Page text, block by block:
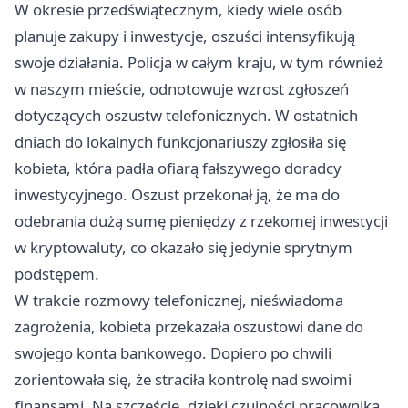
W okresie przedświątecznym, kiedy wiele osób
planuje zakupy i inwestycje, oszuści intensyfikują
swoje działania. Policja w całym kraju, w tym również
w naszym mieście, odnotowuje wzrost zgłoszeń
dotyczących oszustw telefonicznych. W ostatnich
dniach do lokalnych funkcjonariuszy zgłosiła się
kobieta, która padła ofiarą fałszywego doradcy
inwestycyjnego. Oszust przekonał ją, że ma do
odebrania dużą sumę pieniędzy z rzekomej inwestycji
w kryptowaluty, co okazało się jedynie sprytnym
podstępem.
W trakcie rozmowy telefonicznej, nieświadoma
zagrożenia, kobieta przekazała oszustowi dane do
swojego konta bankowego. Dopiero po chwili
zorientowała się, że straciła kontrolę nad swoimi